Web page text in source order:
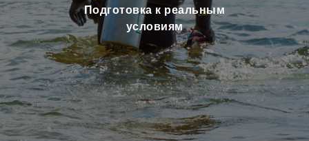
Подготовка к реальным
условиям